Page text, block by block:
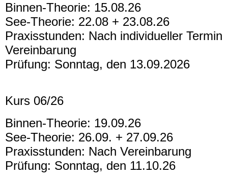
Binnen-Theorie: 15.08.26
See-Theorie: 22.08 + 23.08.26
Praxisstunden: Nach individueller Termin
Vereinbarung
Prüfung: Sonntag, den 13.09.2026
Kurs 06/26
Binnen-Theorie: 19.09.26
See-Theorie: 26.09. + 27.09.26
Praxisstunden: Nach Vereinbarung
Prüfung: Sonntag, den 11.10.26